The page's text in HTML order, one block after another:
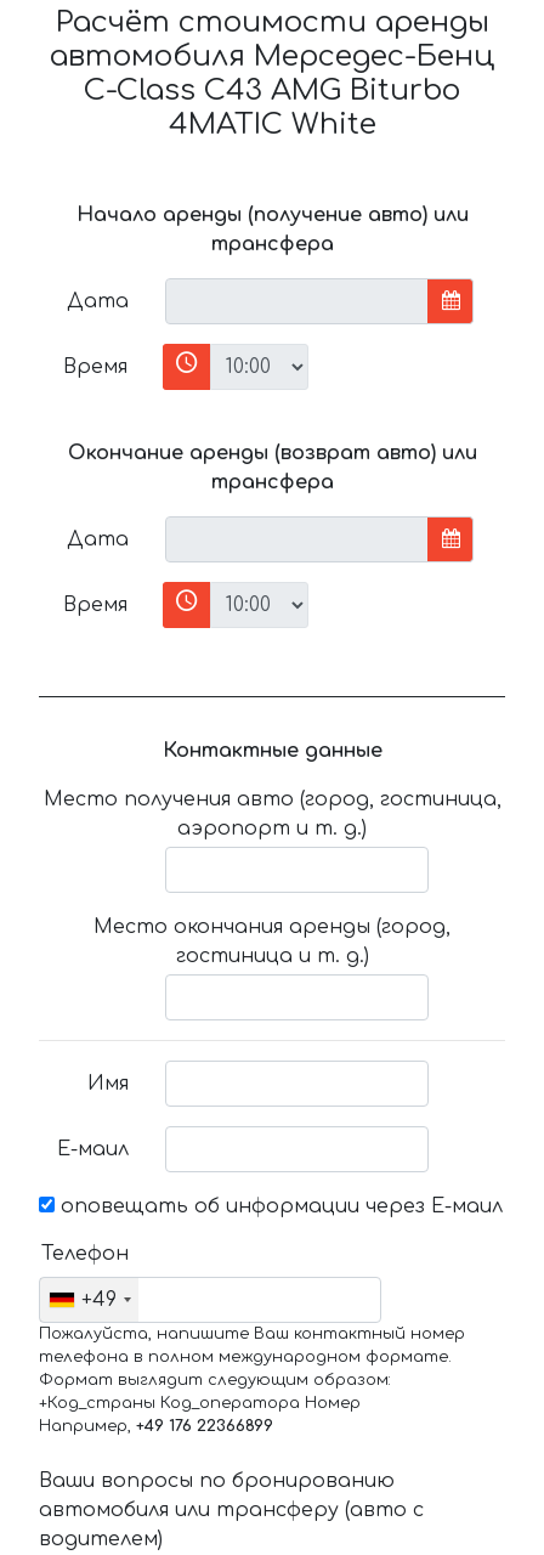
Расчёт стоимости аренды
автомобиля Мерседес-Бенц
C-Class C43 AMG Biturbo
4MATIC White
Начало аренды (получение авто) или
трансфера
Дата
Время
Окончание аренды (возврат авто) или
трансфера
Дата
Время
Контактные данные
Место получения авто (город, гостиница,
аэропорт и т. д.)
Место окончания аренды (город,
гостиница и т. д.)
Имя
Е-маил
оповещать об информации через Е-маил
Телефон
+49
Пожалуйста, напишите Ваш контактный номер
телефона в полном международном формате.
Формат выглядит следующим образом:
+Код_страны Код_оператора Номер
Например, +49 176 22366899
Ваши вопросы по бронированию
автомобиля или трансферу (авто с
водителем)